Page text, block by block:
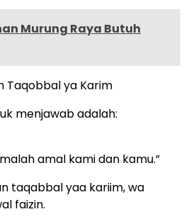
Murung Raya Butuh
Taqobbal ya Karim
menjawab adalah:
amal kami dan kamu.”
taqabbal yaa kariim, wa
faizin.